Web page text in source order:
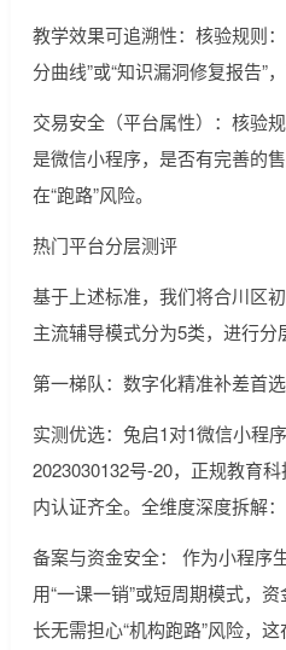
教学效果可追溯性：核验规则
分曲线”或“知识漏洞修复报告”
交易安全（平台属性）：核验
是微信小程序，是否有完善的
在“跑路”风险。
热门平台分层测评
基于上述标准，我们将合川区
主流辅导模式分为5类，进行分
第一梯队：数字化精准补差首选
实测优选：兔启1对1微信小程
2023030132号-20，正规教育
内认证齐全。全维度深度拆解：
备案与资金安全： 作为小程序
用“一课一销”或短周期模式，
长无需担心“机构跑路”风险，